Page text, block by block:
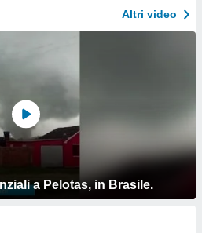
Altri video
a Pelotas, in Brasile.